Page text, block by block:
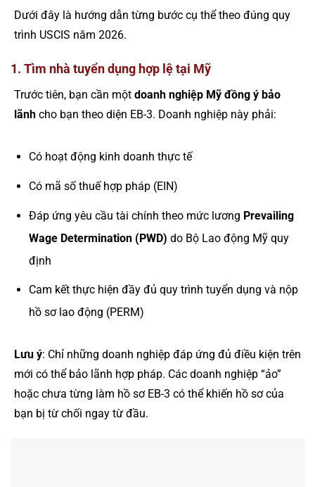
Dưới đây là hướng dẫn từng bước cụ thể theo đúng quy
trình USCIS năm 2026.
1. Tìm nhà tuyển dụng hợp lệ tại Mỹ
Trước tiên, bạn cần một doanh nghiệp Mỹ đồng ý bảo
lãnh cho bạn theo diện EB-3. Doanh nghiệp này phải:
Có hoạt động kinh doanh thực tế
Có mã số thuế hợp pháp (EIN)
Đáp ứng yêu cầu tài chính theo mức lương Prevailing
Wage Determination (PWD) do Bộ Lao động Mỹ quy
định
Cam kết thực hiện đầy đủ quy trình tuyển dụng và nộp
hồ sơ lao động (PERM)
Lưu ý: Chỉ những doanh nghiệp đáp ứng đủ điều kiện trên
mới có thể bảo lãnh hợp pháp. Các doanh nghiệp “ảo”
hoặc chưa từng làm hồ sơ EB-3 có thể khiến hồ sơ của
bạn bị từ chối ngay từ đầu.